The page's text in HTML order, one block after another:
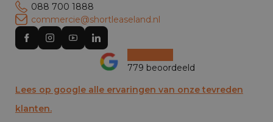
088 700 1888
commercie@shortleaseland.nl
779 beoordeeld
Lees op google alle ervaringen van onze tevreden
klanten.